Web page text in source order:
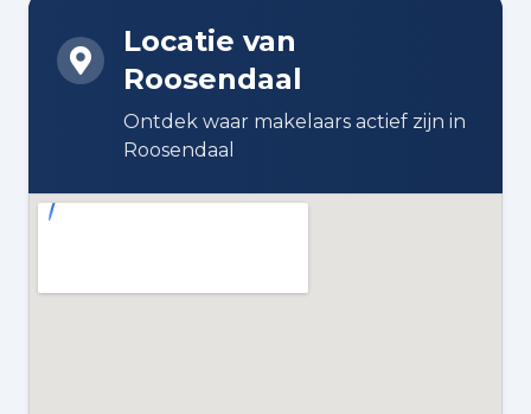
Locatie van
Roosendaal
Ontdek waar makelaars actief zijn in
Roosendaal